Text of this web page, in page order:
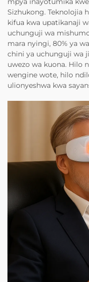
Sizhukong. Teknolojia
kifua kwa upatikanaji
uchunguji wa
mara nyingi, 80% ya
chini ya uchunguji wa
uwezo wa kuona. Hilo
wengine wote, hilo
ulionyeshwa kwa